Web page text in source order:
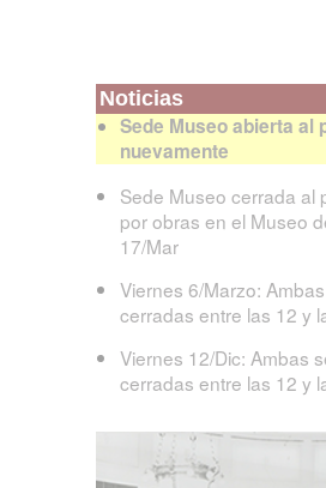
Noticias
Sede Museo abierta al
nuevamente
Sede Museo cerrada al
por obras en el Museo
17/Mar
Viernes 6/Marzo:
cerradas entre las 12 y
Viernes 12/Dic: Ambas
cerradas entre las 12 y